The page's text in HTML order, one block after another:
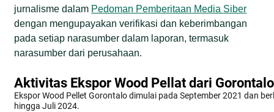
jurnalisme dalam Pedoman Pemberitaan Media Siber
dengan mengupayakan verifikasi dan keberimbangan
pada setiap narasumber dalam laporan, termasuk
narasumber dari perusahaan.